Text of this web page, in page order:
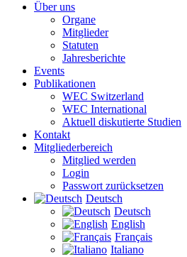
Über uns
Organe
Mitglieder
Statuten
Jahresberichte
Events
Publikationen
WEC Switzerland
WEC International
Aktuell diskutierte Studien
Kontakt
Mitgliederbereich
Mitglied werden
Login
Passwort zurücksetzen
Deutsch
Deutsch
English
Français
Italiano